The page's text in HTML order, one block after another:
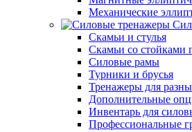
Механические
Скамьи и стулья
Скамьи со стойками
Силовые рамы
Турники и брусья
Тренажеры для
Дополнительные
Инвентарь для
Профессиональные